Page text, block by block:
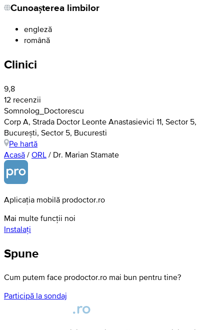
Cunoașterea limbilor
engleză
română
Clinici
9,8
12 recenzii
Somnolog_Doctorescu
Corp A, Strada Doctor Leonte Anastasievici 11, Sector 5,
București, Sector 5, Bucuresti
Pe hartă
Acasă / ORL / Dr. Marian Stamate
Aplicația mobilă prodoctor.ro
Mai multe funcții noi
Instalați
Spune
Cum putem face prodoctor.ro mai bun pentru tine?
Participă la sondaj